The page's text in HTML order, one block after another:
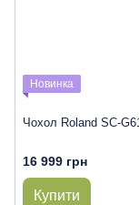
Новинка
Чохол Roland SC-
16 999 грн
Купити